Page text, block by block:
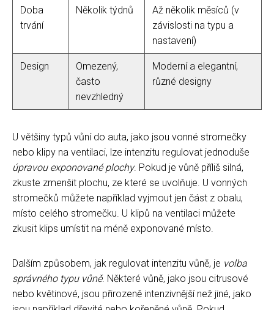
Doba
trvání
Několik týdnů
Až několik měsíců (v
závislosti na typu a
nastavení)
Design
Omezený,
často
nevzhledný
Moderní a elegantní,
různé designy
U většiny typů vůní do auta, jako jsou vonné stromečky
nebo klipy na ventilaci, lze intenzitu regulovat jednoduše
úpravou exponované plochy. Pokud je vůně příliš silná,
zkuste zmenšit plochu, ze které se uvolňuje. U vonných
stromečků můžete například vyjmout jen část z obalu,
místo celého stromečku. U klipů na ventilaci můžete
zkusit klips umístit na méně exponované místo.
Dalším způsobem, jak regulovat intenzitu vůně, je volba
správného typu vůně. Některé vůně, jako jsou citrusové
nebo květinové, jsou přirozeně intenzivnější než jiné, jako